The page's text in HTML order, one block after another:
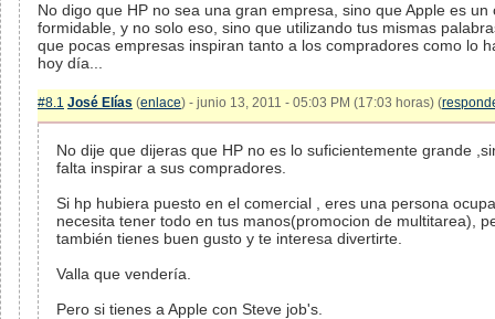
No digo que HP no sea una gran empresa, sino que Apple es un
formidable, y no solo eso, sino que utilizando tus mismas
que pocas empresas inspiran tanto a los compradores como lo
hoy día...
#8.1 José Elías (enlace) - junio 13, 2011 - 05:03 PM (17:03 horas) (
No dije que dijeras que HP no es lo suficientemente grande
falta inspirar a sus compradores.
Si hp hubiera puesto en el comercial , eres una persona
necesita tener todo en tus manos(promocion de multitarea),
también tienes buen gusto y te interesa divertirte.
Valla que vendería.
Pero si tienes a Apple con Steve job's.